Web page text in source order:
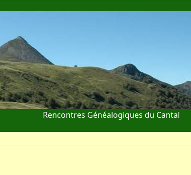
Rencontres Généalogiques du Cantal